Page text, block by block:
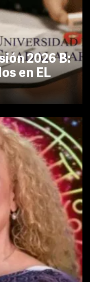
2026 B:
en EL